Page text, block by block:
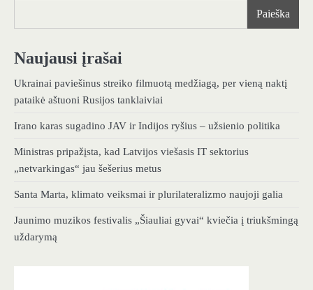
Paieška
Naujausi įrašai
Ukrainai paviešinus streiko filmuotą medžiagą, per vieną naktį
pataikė aštuoni Rusijos tanklaiviai
Irano karas sugadino JAV ir Indijos ryšius – užsienio politika
Ministras pripažįsta, kad Latvijos viešasis IT sektorius
„netvarkingas“ jau šešerius metus
Santa Marta, klimato veiksmai ir plurilateralizmo naujoji galia
Jaunimo muzikos festivalis „Šiauliai gyvai“ kviečia į triukšmingą
uždarymą